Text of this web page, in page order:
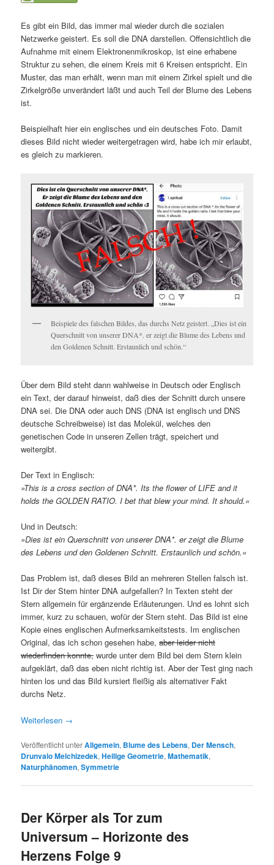
Es gibt ein Bild, das immer mal wieder durch die sozialen
Netzwerke geistert. Es soll die DNA darstellen. Offensichtlich die
Aufnahme mit einem Elektronenmikroskop, ist eine erhabene
Struktur zu sehen, die einem Kreis mit 6 Kreisen entspricht. Ein
Muster, das man erhält, wenn man mit einem Zirkel spielt und die
Zirkelgröße unverändert läßt und auch Teil der Blume des Lebens
ist.
Beispielhaft hier ein englisches und ein deutsches Foto. Damit
dieses Bild nicht wieder weitergetragen wird, habe ich mir erlaubt,
es gleich zu markieren.
Beispiele des falschen Bildes, das durchs Netz geistert. „Dies ist ein
Querschnitt von unserer DNA*. er zeigt die Blume des Lebens und
den Goldenen Schnitt. Erstaunlich und schön.“
Über dem Bild steht dann wahlweise in Deutsch oder Englisch
ein Text, der darauf hinweist, daß dies der Schnitt durch unsere
DNA sei. Die DNA oder auch DNS (DNA ist englisch und DNS
deutsche Schreibweise) ist das Molekül, welches den
genetischen Code in unseren Zellen trägt, speichert und
weitergibt.
Der Text in Englisch:
»This is a cross section of DNA*. Its the flower of LIFE and it
holds the GOLDEN RATIO. I bet that blew your mind. It should.«
Und in Deutsch:
»Dies ist ein Querschnitt von unserer DNA*. er zeigt die Blume
des Lebens und den Goldenen Schnitt. Erstaunlich und schön.«
Das Problem ist, daß dieses Bild an mehreren Stellen falsch ist.
Ist Dir der Stern hinter DNA aufgefallen? In Texten steht der
Stern allgemein für ergänzende Erläuterungen. Und es lohnt sich
immer, kurz zu schauen, wofür der Stern steht. Das Bild ist eine
Kopie eines englischen Aufmerksamkeitstests. Im englischen
Original, das ich schon gesehen habe,aber leider nicht
wiederfinden konnte, wurde unter dem Bild bei dem Stern klein
aufgeklärt, daß das eben nicht richtig ist. Aber der Test ging nach
hinten los und das Bild kursiert fleißig als alternativer Fakt
durchs Netz.
Weiterlesen →
Veröffentlicht unterAllgemein, Blume des Lebens, Der Mensch,
Drunvalo Melchizedek,Heilige Geometrie,Mathematik,
Naturphänomen,Symmetrie
Der Körper als Tor zum
Universum – Horizonte des
Herzens Folge 9